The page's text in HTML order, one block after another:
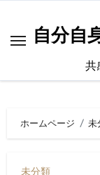
自分自
共
ホームページ 未
未分類